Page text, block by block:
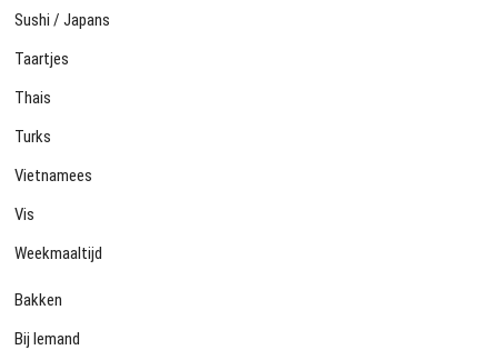
Sushi / Japans
Taartjes
Thais
Turks
Vietnamees
Vis
Weekmaaltijd
Bakken
Bij Iemand